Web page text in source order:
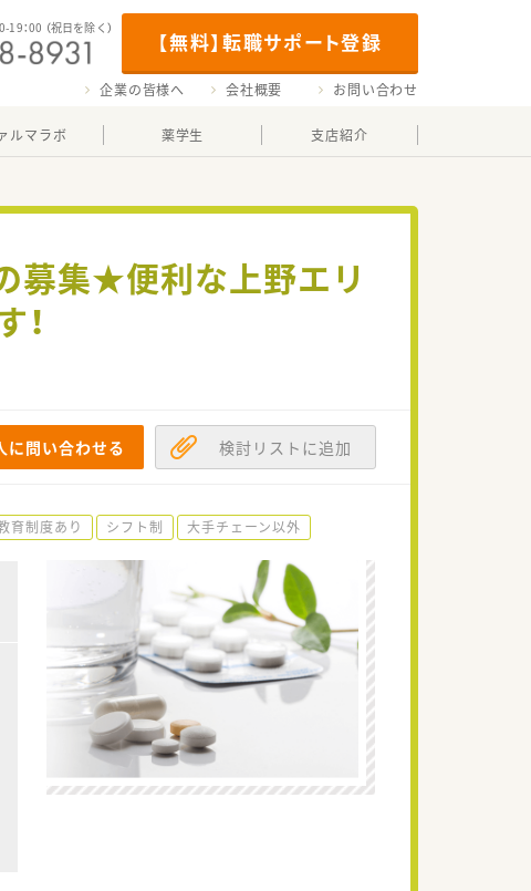
【無料】転職サポート登録
19：00 （祝日を除く）
企業の皆様へ 会社概要 お問い合わせ
ルマラボ 薬学生 支店紹介
募集★便利な上野エリ
に問い合わせる 検討リストに追加
育制度あり シフト制 大手チェーン以外